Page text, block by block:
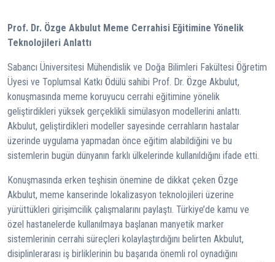
Prof. Dr. Özge Akbulut Meme Cerrahisi Eğitimine Yönelik
Teknolojileri Anlattı
Sabancı Üniversitesi Mühendislik ve Doğa Bilimleri Fakültesi Öğretim
Üyesi ve Toplumsal Katkı Ödülü sahibi Prof. Dr. Özge Akbulut,
konuşmasında meme koruyucu cerrahi eğitimine yönelik
geliştirdikleri yüksek gerçeklikli simülasyon modellerini anlattı.
Akbulut, geliştirdikleri modeller sayesinde cerrahların hastalar
üzerinde uygulama yapmadan önce eğitim alabildiğini ve bu
sistemlerin bugün dünyanın farklı ülkelerinde kullanıldığını ifade etti.
Konuşmasında erken teşhisin önemine de dikkat çeken Özge
Akbulut, meme kanserinde lokalizasyon teknolojileri üzerine
yürüttükleri girişimcilik çalışmalarını paylaştı. Türkiye’de kamu ve
özel hastanelerde kullanılmaya başlanan manyetik marker
sistemlerinin cerrahi süreçleri kolaylaştırdığını belirten Akbulut,
disiplinlerarası iş birliklerinin bu başarıda önemli rol oynadığını